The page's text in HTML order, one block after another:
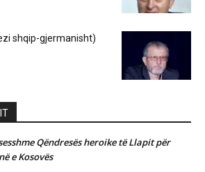
shqip-gjermanisht)
Qëndresës heroike të Llapit për
e Kosovës